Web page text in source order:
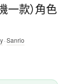
一款）角色
·Sanrio